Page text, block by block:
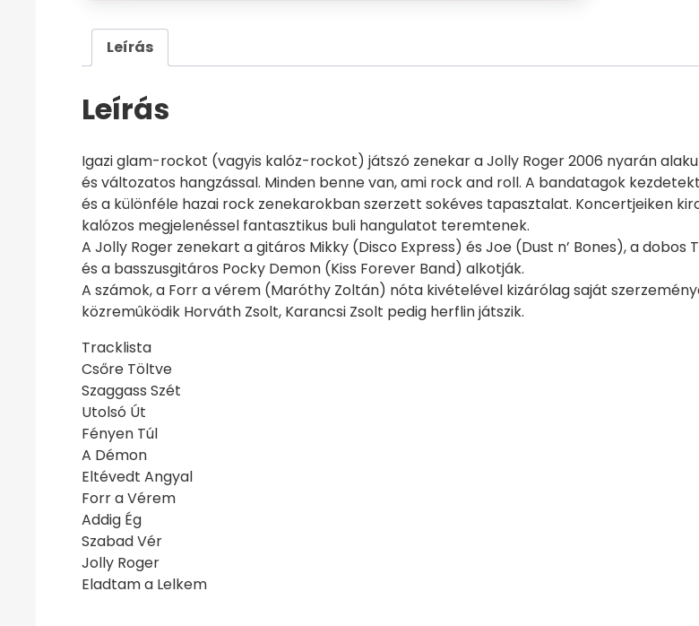
Leírás
Leírás
Igazi glam-rockot (vagyis kalóz-rockot) játszó zenekar a Jolly Roger 2006 nyarán
és változatos hangzással. Minden benne van, ami rock and roll. A bandatagok
és a különféle hazai rock zenekarokban szerzett sokéves tapasztalat. Koncertjeiken
kalózos megjelenéssel fantasztikus buli hangulatot teremtenek.
A Jolly Roger zenekart a gitáros Mikky (Disco Express) és Joe (Dust n’ Bones), a dobos
és a basszusgitáros Pocky Demon (Kiss Forever Band) alkotják.
A számok, a Forr a vérem (Maróthy Zoltán) nóta kivételével kizárólag saját
közremûködik Horváth Zsolt, Karancsi Zsolt pedig herflin játszik.
Tracklista
Csőre Töltve
Szaggass Szét
Utolsó Út
Fényen Túl
A Démon
Eltévedt Angyal
Forr a Vérem
Addig Ég
Szabad Vér
Jolly Roger
Eladtam a Lelkem